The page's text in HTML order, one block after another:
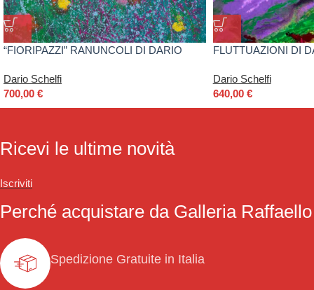
“FIORIPAZZI” RANUNCOLI DI DARIO
Dario Schelfi
700,00 €
FLUTTUAZIONI DI
Dario Schelfi
640,00 €
Ricevi le ultime novità
Iscriviti
Perché acquistare da Galleria Raffaello
Spedizione Gratuite in Italia